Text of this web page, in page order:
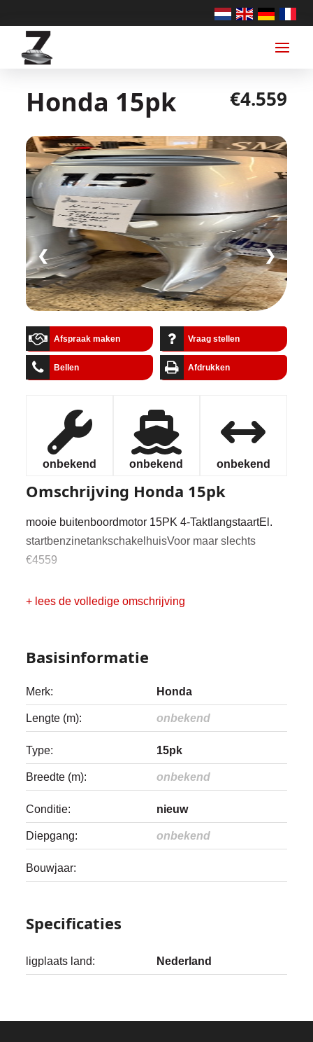
Honda 15pk €4.559
❮ ❯
Afspraak maken Vraag stellen
Bellen Afdrukken
onbekend onbekend onbekend
Omschrijving Honda 15pk
mooie buitenboordmotor 15PK 4-TaktlangstaartEl.
startbenzinetankschakelhuisVoor maar slechts
€4559
+ lees de volledige omschrijving
Basisinformatie
Merk: Honda
Lengte (m): onbekend
Type: 15pk
Breedte (m): onbekend
Conditie: nieuw
Diepgang: onbekend
Bouwjaar:
Specificaties
ligplaats land: Nederland